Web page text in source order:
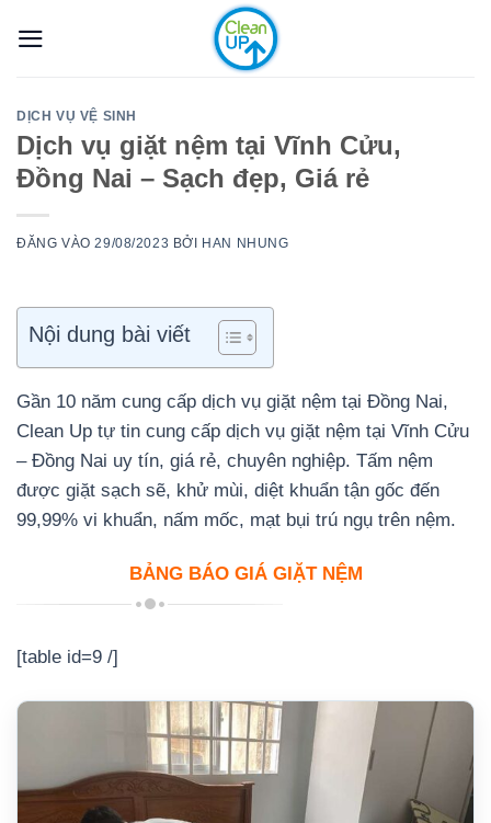
qua
DỊCH VỤ VỆ SINH
Dịch vụ giặt nệm tại Vĩnh Cửu,
Đồng Nai – Sạch đẹp, Giá rẻ
ĐĂNG VÀO29/08/2023 BỞI HAN NHUNG
Nội dung bài viết
Gần 10 năm cung cấp dịch vụ giặt nệm tại Đồng Nai,
Clean Up tự tin cung cấp dịch vụ giặt nệm tại Vĩnh Cửu
– Đồng Nai uy tín, giá rẻ, chuyên nghiệp. Tấm nệm
được giặt sạch sẽ, khử mùi, diệt khuẩn tận gốc đến
99,99% vi khuẩn, nấm mốc, mạt bụi trú ngụ trên nệm.
BẢNG BÁO GIÁ GIẶT NỆM
[table id=9 /]